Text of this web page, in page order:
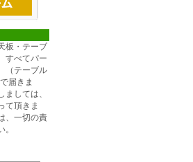
板・テーブ
すべてパー
（テーブル
届きま
しては、
て頂きま
、一切の責